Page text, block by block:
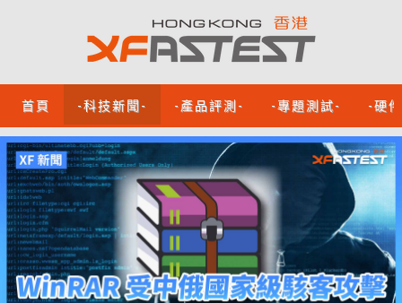
首頁 -科技新聞- -產品評測- -專題測試- -硬